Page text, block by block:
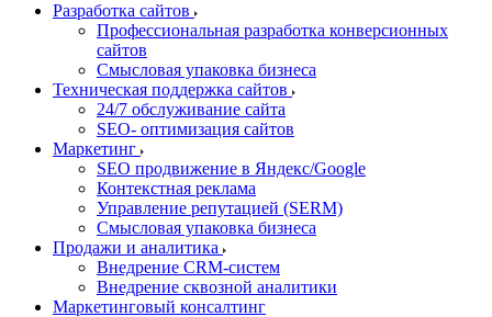
Разработка сайтов
Профессиональная разработка конверсионных
сайтов
Смысловая упаковка бизнеса
Техническая поддержка сайтов
24/7 обслуживание сайта
SEO- оптимизация сайтов
Маркетинг
SEO продвижение в Яндекс/Google
Контекстная реклама
Управление репутацией (SERM)
Смысловая упаковка бизнеса
Продажи и аналитика
Внедрение CRM-систем
Внедрение сквозной аналитики
Маркетинговый консалтинг